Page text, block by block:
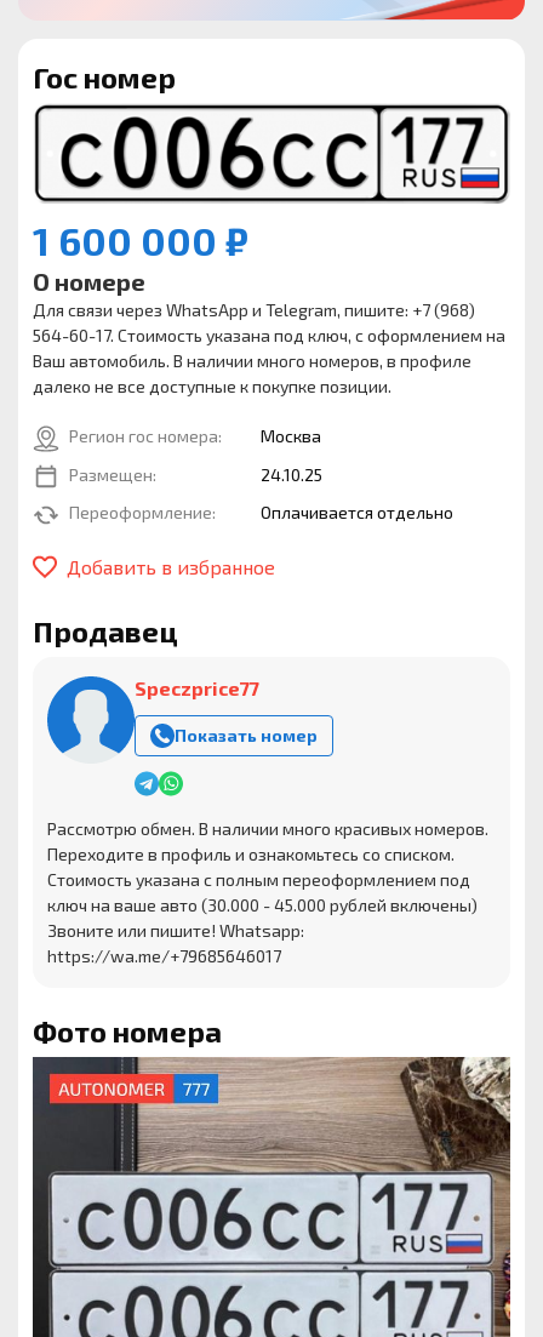
Гос номер
1 600 000 ₽
О номере
Для связи через WhatsApp и Telegram, пишите: +7 (968)
564-60-17. Стоимость указана под ключ, с оформлением на
Ваш автомобиль. В наличии много номеров, в профиле
далеко не все доступные к покупке позиции.
Регион гос номера:
Москва
Размещен:
24.10.25
Переоформление:
Оплачивается отдельно
Добавить в избранное
Продавец
Speczprice77
Показать номер
Рассмотрю обмен. В наличии много красивых номеров.
Переходите в профиль и ознакомьтесь со списком.
Стоимость указана с полным переоформлением под
ключ на ваше авто (30.000 - 45.000 рублей включены)
Звоните или пишите! Whatsapp:
https://wa.me/+79685646017
Фото номера